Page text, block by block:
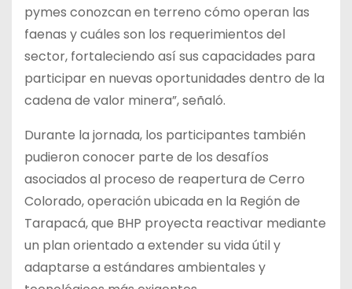
pymes conozcan en terreno cómo operan las
faenas y cuáles son los requerimientos del
sector, fortaleciendo así sus capacidades para
participar en nuevas oportunidades dentro de la
cadena de valor minera”, señaló.
Durante la jornada, los participantes también
pudieron conocer parte de los desafíos
asociados al proceso de reapertura de Cerro
Colorado, operación ubicada en la Región de
Tarapacá, que BHP proyecta reactivar mediante
un plan orientado a extender su vida útil y
adaptarse a estándares ambientales y